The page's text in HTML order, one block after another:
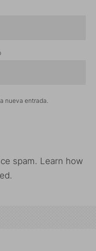
nueva entrada.
spam. Learn how